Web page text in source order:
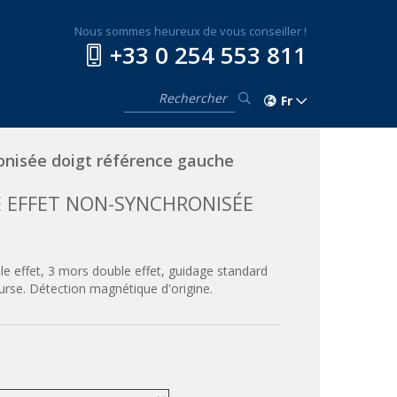
Nous sommes heureux de vous conseiller !
+33 0 254 553 811
Fr
doigt référence gauche
NON-SYNCHRONISÉE
effet, 3 mors double effet, guidage standard
Détection magnétique d'origine.